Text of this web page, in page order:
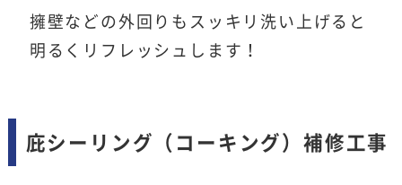
擁壁などの外回りもスッキリ洗い上げると
明るくリフレッシュします！
庇シーリング（コーキング）補修工事